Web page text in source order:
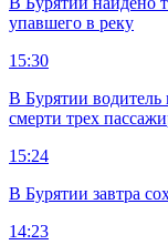
упавшего в реку
15:30
В Бурятии водитель
смерти трех
15:24
В Бурятии завтра
14:23